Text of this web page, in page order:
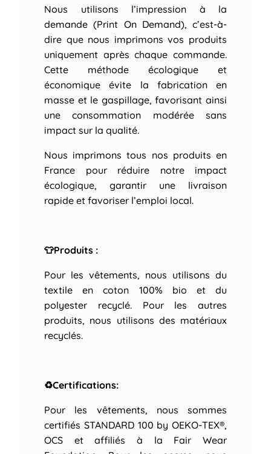
Nous utilisons l’impression à la
demande (Print On Demand), c’est-à-
dire que nous imprimons vos produits
uniquement après chaque commande.
Cette méthode écologique et
économique évite la fabrication en
masse et le gaspillage, favorisant ainsi
une consommation modérée sans
impact sur la qualité.
Nous imprimons tous nos produits en
France pour réduire notre impact
écologique, garantir une livraison
rapide et favoriser l’emploi local.
👕Produits :
Pour les vêtements, nous utilisons du
textile en coton 100% bio et du
polyester recyclé. Pour les autres
produits, nous utilisons des matériaux
recyclés.
♻Certifications:
Pour les vêtements, nous sommes
certifiés STANDARD 100 by OEKO-TEX®,
OCS et affiliés à la Fair Wear